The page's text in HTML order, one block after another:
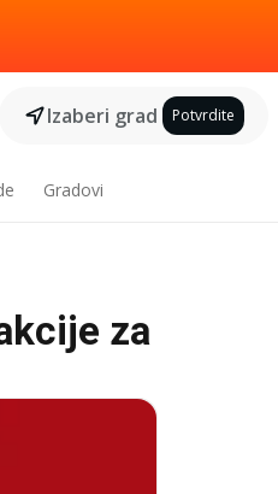
Izaberi grad Potvrdite
Gradovi
za